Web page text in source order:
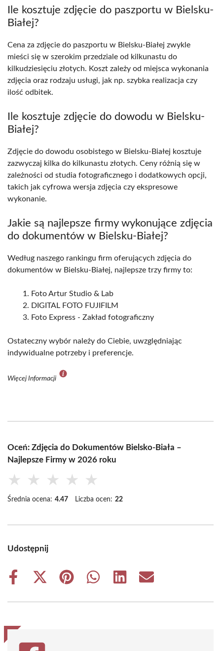
Ile kosztuje zdjęcie do paszportu w Bielsku-
Białej?
Cena za zdjęcie do paszportu w Bielsku-Białej zwykle
mieści się w szerokim przedziale od kilkunastu do
kilkudziesięciu złotych. Koszt zależy od miejsca wykonania
zdjęcia oraz rodzaju usługi, jak np. szybka realizacja czy
ilość odbitek.
Ile kosztuje zdjęcie do dowodu w Bielsku-
Białej?
Zdjęcie do dowodu osobistego w Bielsku-Białej kosztuje
zazwyczaj kilka do kilkunastu złotych. Ceny różnią się w
zależności od studia fotograficznego i dodatkowych opcji,
takich jak cyfrowa wersja zdjęcia czy ekspresowe
wykonanie.
Jakie są najlepsze firmy wykonujące zdjęcia
do dokumentów w Bielsku-Białej?
Według naszego rankingu firm oferujących zdjęcia do
dokumentów w Bielsku-Białej, najlepsze trzy firmy to:
Foto Artur Studio & Lab
DIGITAL FOTO FUJIFILM
Foto Express - Zakład fotograficzny
Ostateczny wybór należy do Ciebie, uwzględniając
indywidualne potrzeby i preferencje.
Więcej Informacji
Oceń: Zdjęcia do Dokumentów Bielsko-Biała –
Najlepsze Firmy w 2026 roku
★ ★ ★ ★ ★
Średnia ocena: 4.47 Liczba ocen: 22
Udostępnij
Share
Share
(Twitter)
Share
Share
Share
Share